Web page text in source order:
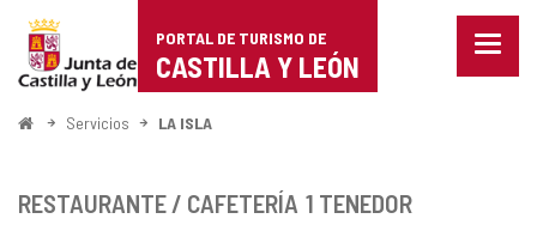
Portal
de
Turismo
Castilla
PORTAL DE TURISMO DE
CASTILLA Y LEÓN
Menu
InicioServicios LA ISLA
RESTAURANTE / CAFETERÍA 1 TENEDOR